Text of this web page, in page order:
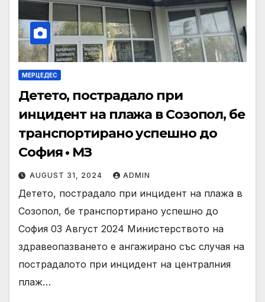
МЕРЦЕДЕС
Детето, пострадало при
инцидент на плажа в Созопол, бе
транспортирано успешно до
София • МЗ
AUGUST 31, 2024 ADMIN
Детето, пострадало при инцидент на плажа в
Созопол, бе транспортирано успешно до
София 03 Август 2024 Министерството на
здравеопазването е ангажирано със случая на
пострадалото при инцидент на централния
плаж…